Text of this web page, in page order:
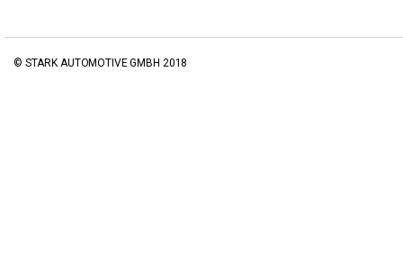
© STARK AUTOMOTIVE GMBH 2018